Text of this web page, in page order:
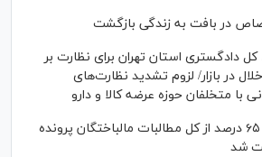
در بافت به زندگی بازگشت
دادگستری استان تهران برای نظارت بر
در بازار/ لزوم تشدید نظارت‌های
با متخلفان حوزه عرضه کالا و دارو
دادستان یاسوج: ۶۵ درصد از کل مطالبات مالباختگان پرونده
شد